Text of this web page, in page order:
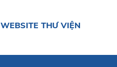
WEBSITE THƯ VIỆN